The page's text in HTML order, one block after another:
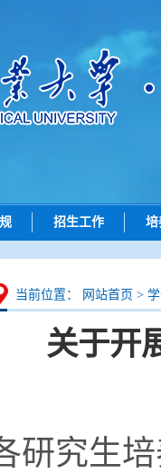
总则
招生
培养
招生工作
招生动态
博士招生
硕士招生
导师查询
培
研
当前位置： 网站首页 >
关于开
研究生